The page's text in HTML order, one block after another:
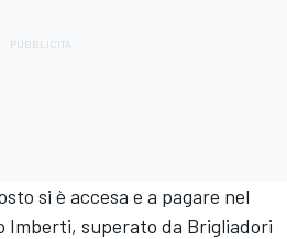
si è accesa e a pagare nel
Imberti, superato da Brigliadori